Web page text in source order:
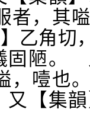
者，其
乙角切
固陋。
，噎也
【集